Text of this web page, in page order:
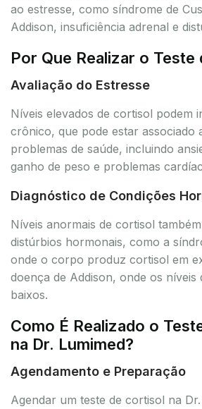
ao estresse, como síndrome de
Addison, insuficiência adrenal e
Por Que Realizar o Teste
Avaliação do Estresse
Níveis elevados de cortisol podem
crônico, que pode estar associado
problemas de saúde, incluindo
ganho de peso e problemas
Diagnóstico de Condições
Níveis anormais de cortisol
distúrbios hormonais, como a
onde o corpo produz cortisol em
doença de Addison, onde os níveis
baixos.
Como É Realizado o
na Dr. Lumimed?
Agendamento e Preparação
Agendar um teste de cortisol na